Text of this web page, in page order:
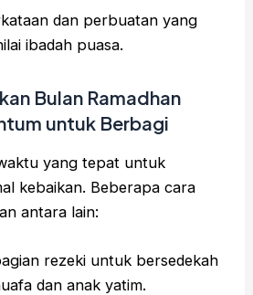
dan perbuatan yang
ibadah puasa.
Bulan Ramadhan
untuk Berbagi
yang tepat untuk
kebaikan. Beberapa cara
antara lain:
rezeki untuk bersedekah
dan anak yatim.